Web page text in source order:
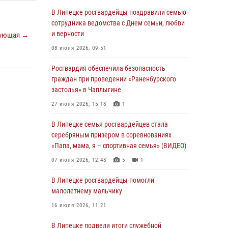
→
Сотрудники Росгвардии продолжают
контроль безопасности детских
оздоровительно-образовательных объектов
31 июля 2026, 15:49
Лекция по финансовой грамотности прошла
для сотрудников Росгвардии
В Управлении Росгвардии по Липецкой
области состоялся вечер вопросов и ответов
29 июля 2026, 15:05 2
В Липецке росгвардейцы посетили
богослужение в честь великого князя
Владимира
В Липецке росгвардейцы поздравили семью
сотрудника ведомства с Днем семьи, любви
и верности
08 июля 2026, 09:51
Росгвардия обеспечила безопасность
граждан при проведении «Раненбурского
застолья» в Чаплыгине
27 июля 2026, 15:18 1
В Липецке семья росгвардейцев стала
серебряным призером в соревнованиях
«Папа, мама, я – спортивная семья» (ВИДЕО)
07 июля 2026, 12:48 5 1
В Липецке росгвардейцы помогли
малолетнему мальчику
16 июля 2026, 11:21
В Липецке подвели итоги служебной